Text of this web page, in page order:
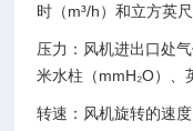
时（m³/h）和立方英
压力：风机进出口处
米水柱（mmH₂O）、
转速：风机旋转的速